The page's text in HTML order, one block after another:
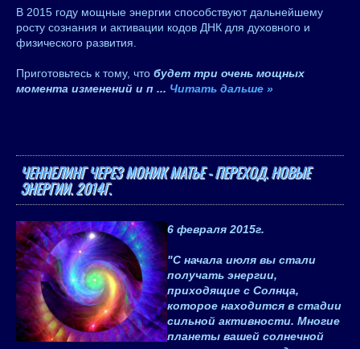
В 2015 году мощные энергии способствуют дальнейшему
росту сознания и активации кодов ДНК для духовного и
физического развития.
Приготовьтесь к тому, что будет три очень мощных
момента изменений и п ... Читать дальше »
ЧЕННЕЛИНГ ЧЕРЕЗ МОНИК МАТЬЕ - ПЕРЕХОД. НОВЫЕ
ЭНЕРГИИ. 2014Г.
6 февраля 2015г.
"С начала июля вы стали
получать энергии,
приходящие с Солнца,
которое находится в стадии
сильной активности. Многие
планеты вашей солнечной